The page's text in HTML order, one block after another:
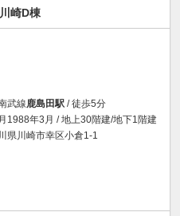
崎D棟
武線鹿島田駅 / 徒歩5分
1988年3月 / 地上30階建/地下1階建
県川崎市幸区小倉1-1